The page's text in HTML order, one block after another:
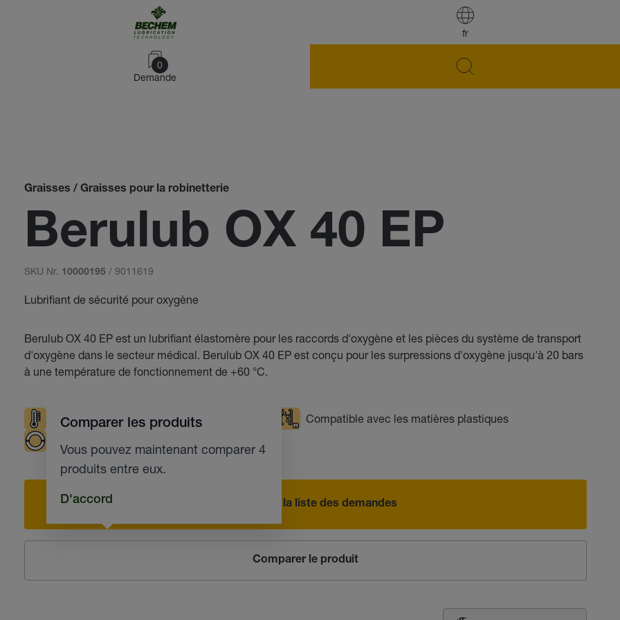
fr
0
Demande
Graisses / Graisses pour la robinetterie
Berulub OX 40 EP
SKU Nr. 10000195 / 9011619
Lubrifiant de sécurité pour oxygène
Berulub OX 40 EP est un lubrifiant élastomère pour les raccords d'oxygène et les pièces du système de transport
d'oxygène dans le secteur médical. Berulub OX 40 EP est conçu pour les surpressions d'oxygène jusqu'à 20 bars
à une température de fonctionnement de +60 °C.
Températures élevées Résistante à l'eau
Compatible avec les matières plastiques
Ajouter à la liste des demandes
Comparer le produit
Comparer les produits
Vous pouvez maintenant comparer 4
produits entre eux.
D'accord